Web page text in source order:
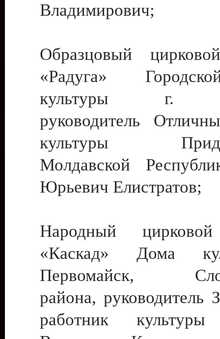
Владимирович;
Образцовый
«Радуга»
культуры г.
руководитель
культуры
Молдавской
Юрьевич Елистратов;
Народный цирковой
«Каскад» Дома
Первомайск,
района, руководитель
работник культуры